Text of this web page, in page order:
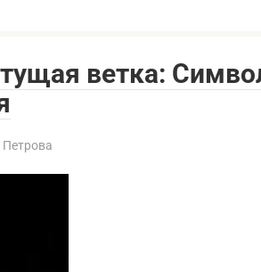
ветка:
Петрова